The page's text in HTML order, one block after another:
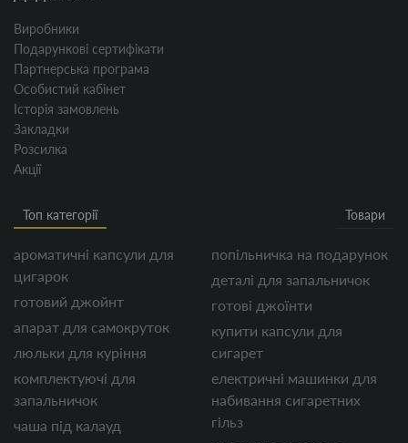
Виробники
Подарункові сертифікати
Партнерська програма
Особистий кабінет
Історія замовлень
Закладки
Розсилка
Акції
Топ категорії Товари
ароматичні капсули для
цигарок
готовий джойнт
апарат для самокруток
люльки для куріння
комплектуючі для
запальничок
чаша під калауд
попільничка на подарунок
деталі для запальничок
готові джоїнти
купити капсули для
сигарет
електричні машинки для
набивання сигаретних
гільз